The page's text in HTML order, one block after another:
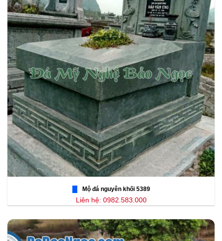
Mộ đá nguyên khối 5389
Liên hệ: 0982.583.000